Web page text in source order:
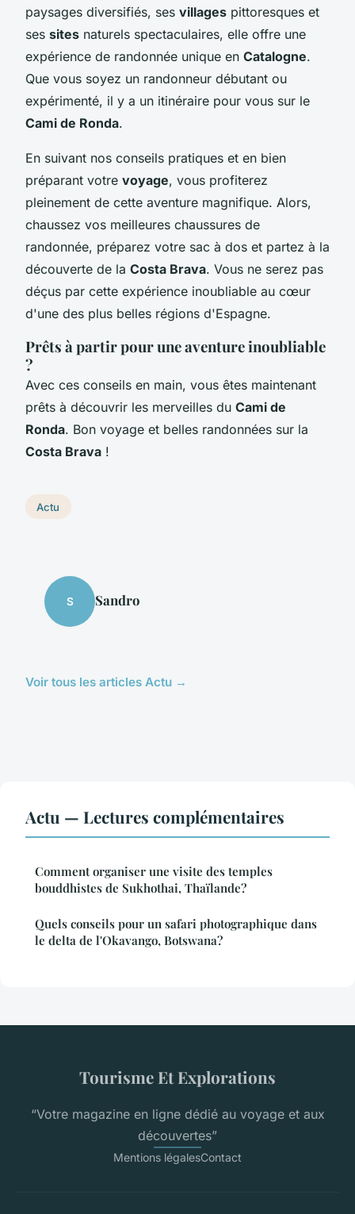
paysages diversifiés, ses villages pittoresques et
ses sites naturels spectaculaires, elle offre une
expérience de randonnée unique en Catalogne.
Que vous soyez un randonneur débutant ou
expérimenté, il y a un itinéraire pour vous sur le
Cami de Ronda.
En suivant nos conseils pratiques et en bien
préparant votre voyage, vous profiterez
pleinement de cette aventure magnifique. Alors,
chaussez vos meilleures chaussures de
randonnée, préparez votre sac à dos et partez à la
découverte de la Costa Brava. Vous ne serez pas
déçus par cette expérience inoubliable au cœur
d'une des plus belles régions d'Espagne.
Prêts à partir pour une aventure inoubliable
?
Avec ces conseils en main, vous êtes maintenant
prêts à découvrir les merveilles du Cami de
Ronda. Bon voyage et belles randonnées sur la
Costa Brava !
Actu
S Sandro
Voir tous les articles Actu →
Actu — Lectures complémentaires
Comment organiser une visite des temples
bouddhistes de Sukhothai, Thaïlande?
Quels conseils pour un safari photographique dans
le delta de l'Okavango, Botswana?
Tourisme Et Explorations
“Votre magazine en ligne dédié au voyage et aux
découvertes”
Mentions légalesContact